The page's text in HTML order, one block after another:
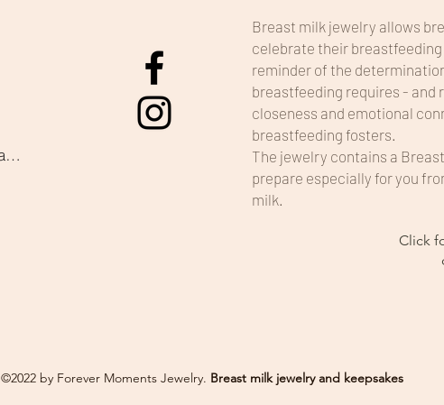
Accessibility statement
Breast milk jewelry allows
celebrate their breastfeeding
reminder of the
breastfeeding requires - and
closeness and emotional
breastfeeding fosters.
The jewelry contains a
prepare especially for you
milk.
Click
©2022 by Forever Moments Jewelry. Breast milk jewelry and keepsakes